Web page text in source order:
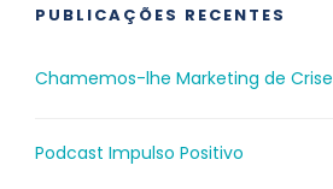
PUBLICAÇÕES RECENTES
Chamemos-lhe Marketing de Crise
Podcast Impulso Positivo